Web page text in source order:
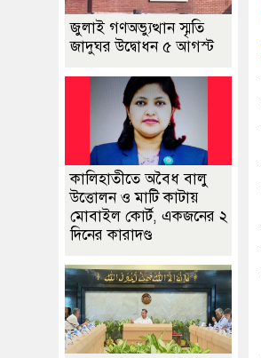
জুলাই গণঅভ্যুত্থান স্মৃতি
জাদুঘর উদ্বোধন ৫ আগস্ট
কালিহাতীতে অবৈধ বালু
উত্তোলন ও মাটি কাটায়
মোবাইল কোর্ট, একজনের ২
দিনের কারাদণ্ড